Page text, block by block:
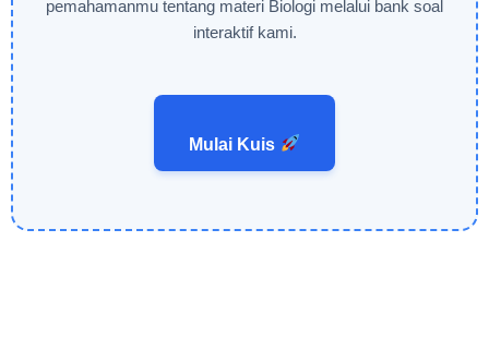
pemahamanmu tentang materi Biologi melalui bank soal
interaktif kami.
Mulai Kuis